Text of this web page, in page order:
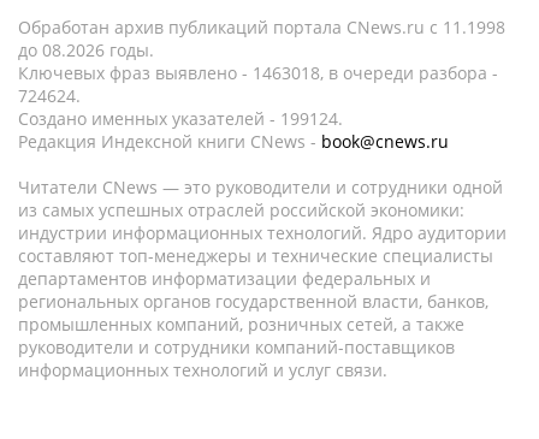
Обработан архив публикаций портала CNews.ru c 11.1998
до 08.2026 годы.
Ключевых фраз выявлено - 1463018, в очереди разбора -
724624.
Создано именных указателей - 199124.
Редакция Индексной книги CNews - book@cnews.ru
Читатели CNews — это руководители и сотрудники одной
из самых успешных отраслей российской экономики:
индустрии информационных технологий. Ядро аудитории
составляют топ-менеджеры и технические специалисты
департаментов информатизации федеральных и
региональных органов государственной власти, банков,
промышленных компаний, розничных сетей, а также
руководители и сотрудники компаний-поставщиков
информационных технологий и услуг связи.